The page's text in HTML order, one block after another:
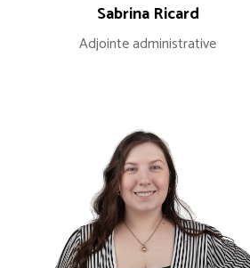
Sabrina Ricard
Adjointe administrative